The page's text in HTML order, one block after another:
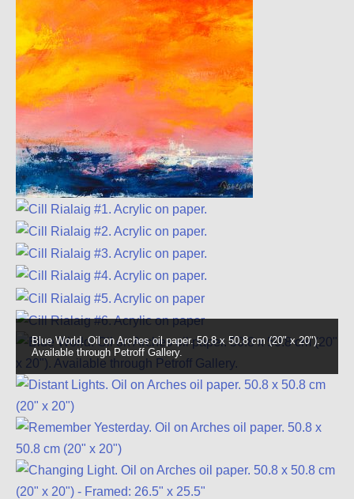
Blue World. Oil on Arches oil paper. 50.8 x 50.8 cm (20" x 20").
Available through Petroff Gallery.